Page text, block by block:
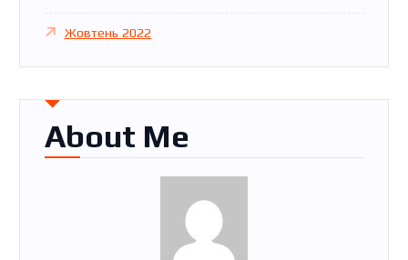
Жовтень 2022
About Me